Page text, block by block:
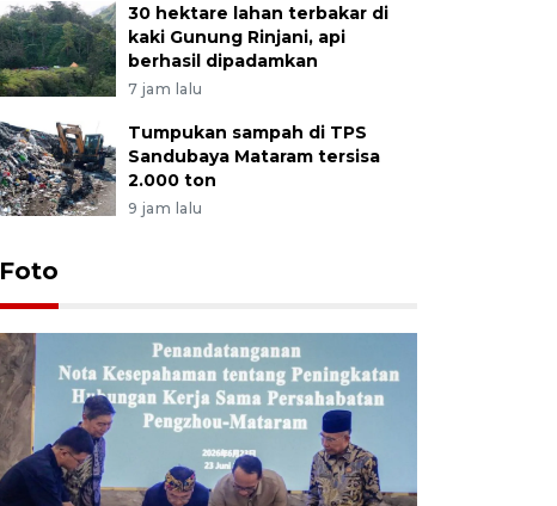
30 hektare lahan terbakar di
kaki Gunung Rinjani, api
berhasil dipadamkan
7 jam lalu
Tumpukan sampah di TPS
Sandubaya Mataram tersisa
2.000 ton
9 jam lalu
Foto